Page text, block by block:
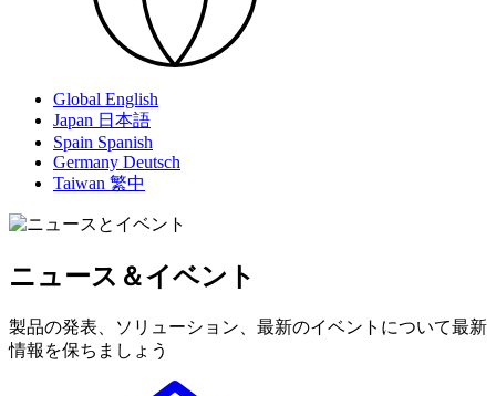
Global English
Japan 日本語
Spain Spanish
Germany Deutsch
Taiwan 繁中
ニュース＆イベント
製品の発表、ソリューション、最新のイベントについて最新
情報を保ちましょう